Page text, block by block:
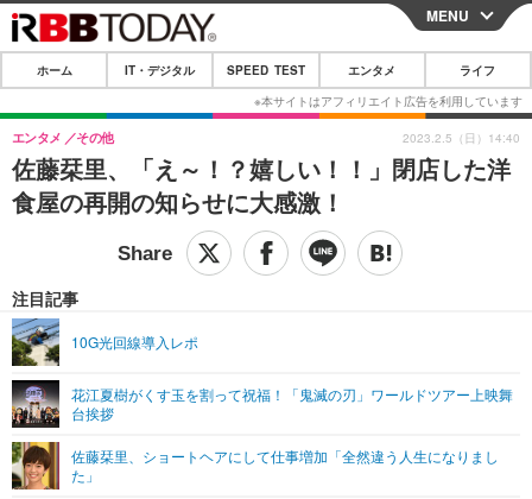
CLOSE
ホーム
IT・デジタル
IT・デジタルTOP スマートフォン
その他
SPEED TEST
映画・ドラマ
グラビア
ショッピング その他
ライフTOP
その他
リリース一覧
プッシュ通知の停止方法
MENU
ホーム IT・デジタル SPEED TEST エンタメ ライフ
佐藤栞里、「え～！？嬉しい！！」閉店した洋
食屋の再開の知らせに大感激！
エンタメ その他
注目記事
10G光回線導入レポ
花江夏樹がくす玉を割って祝福！「鬼滅の刃」ワールドツアー上映舞
台挨拶
佐藤栞里、ショートヘアにして仕事増加「全然違う人生になりまし
た」
2023.2.5（日）14:40